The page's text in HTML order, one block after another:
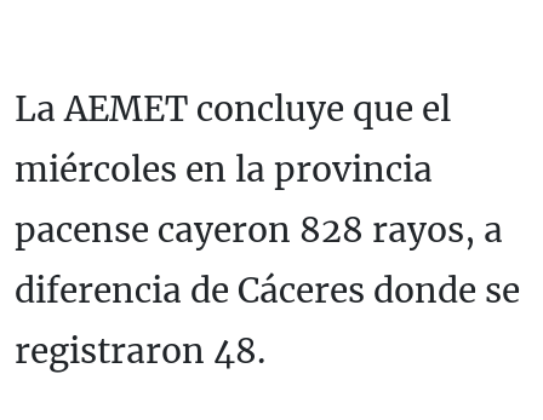
La AEMET concluye que el
miércoles en la provincia
pacense cayeron 828 rayos, a
diferencia de Cáceres donde se
registraron 48.